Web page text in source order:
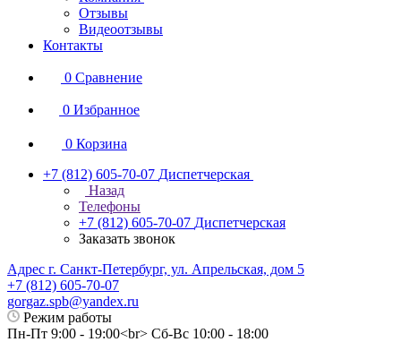
Отзывы
Видеоотзывы
Контакты
0 Сравнение
0 Избранное
0 Корзина
+7 (812) 605-70-07 Диспетчерская
Назад
Телефоны
+7 (812) 605-70-07 Диспетчерская
Заказать звонок
Адрес г. Санкт-Петербург, ул. Апрельская, дом 5
+7 (812) 605-70-07
gorgaz.spb@yandex.ru
Режим работы
Пн-Пт 9:00 - 19:00<br> Сб-Вс 10:00 - 18:00